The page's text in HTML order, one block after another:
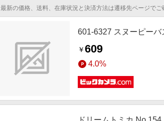
最新の価格、送料、在庫状況と決済方法は遷移先ページでご
601-6327 スヌーピーバ
￥609
4.0%